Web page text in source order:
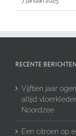
RECENTE BERICHTEN
Vijftien jaar
altijd
Noordzee
Een citroen op